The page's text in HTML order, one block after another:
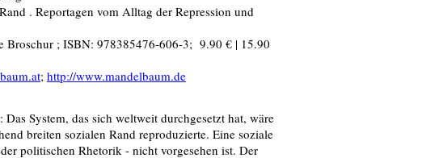
. Reportagen vom Alltag der Repression und
; ISBN: 978385476-606-3; 9.90 € | 15.90
; http://www.mandelbaum.de
System, das sich weltweit durchgesetzt hat, wäre
breiten sozialen Rand reproduzierte. Eine soziale
politischen Rhetorik - nicht vorgesehen ist. Der